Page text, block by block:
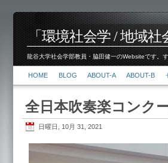
「環境社会学 / 地域
龍谷大学社会学部教員・脇田健一のWebsiteです。
HOME BLOG ABOUT-A ABOUT-B
全日本吹奏楽コンク
日曜日, 10月 31, 2021